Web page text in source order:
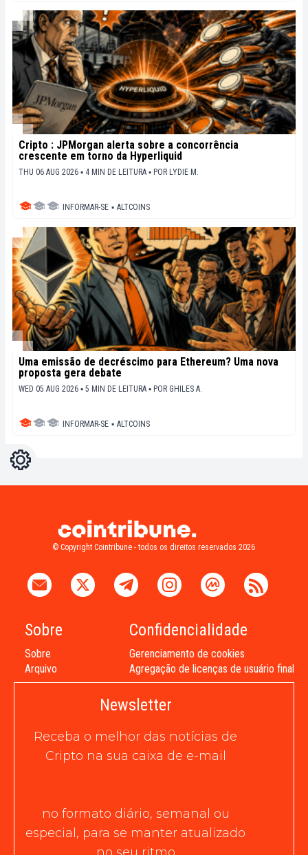
Cripto : JPMorgan alerta sobre a concorrência
crescente em torno da Hyperliquid
THU 06 AUG 2026 ▪ 4 MIN DE LEITURA ▪ POR LYDIE M.
INFORMAR-SE ▪ ALTCOINS
Uma emissão de decréscimo para Ethereum? Uma nova
proposta gera debate
WED 05 AUG 2026 ▪ 5 MIN DE LEITURA ▪ POR GHILES A.
INFORMAR-SE ▪ ALTCOINS
Configurações
© Copyright Cointribune - todos os direitos reservados 2026
Sobre
Sobre
Arquivo
Confidencialidade
Gerenciamento de cookies
Agregação de licenças de usuário final
Newsletter
Receba o melhor das notícias de
Cripto na sua caixa de e-mail
no formato diário, semanal ou
especial, para se manter atualizado
no seu ritmo